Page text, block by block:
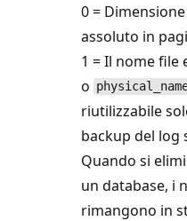
0 =
assoluto in
1 = Il nome file
o
riutilizzabile
backup del log
Quando si
un database, i
rimangono in